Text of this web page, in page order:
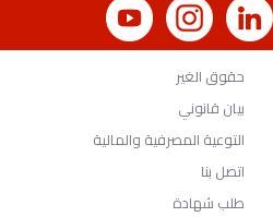
حقوق الغير
بيان قانوني
التوعية المصرفية والمالية
اتصل بنا
طلب شهادة